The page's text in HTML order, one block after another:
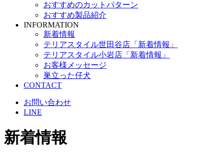
おすすめのカットパターン
おすすめ製品紹介
INFORMATION
新着情報
テリアスタイル世田谷店「新着情報」
テリアスタイル小岩店「新着情報」
お客様メッセージ
巣立った仔犬
CONTACT
お問い合わせ
LINE
新着情報